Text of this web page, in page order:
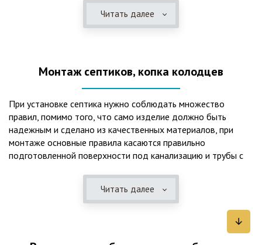
представления о требованиях ПУЭ, ведь не качественный
монтаж может привезти не только к выходу из строя
вод – самый эффективный способ из всех существующих
оборудования вода может применяться для хозяйственных
нужд и полива огорода, а остатки ила при чистке могут
стать эффективным удобрением. Нет необходимости
тратить средства на ассенизаторскую машину. Системы
монтируются при минимуме земляных работ, без грязи и
заезда крупной техники, даже при очень высоком уровне
грунтовых вод. Служат до 50 и более лет при уникальной
необходимо удалять ил, самостоятельно или с помощью
Читать далее
Монтаж септиков, копка колодцев
При установке септика нужно соблюдать множество
правил, помимо того, что само изделие должно быть
надежным и сделано из качественных материалов, при
монтаже основные правила касаются правильно
подготовленной поверхности под канализацию и трубы с
Мы установим Вам емкости для фильтрации и отстаивания
сточных вод по технологиям, не приводящим к загрязнению
Читать далее